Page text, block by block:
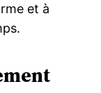
et à